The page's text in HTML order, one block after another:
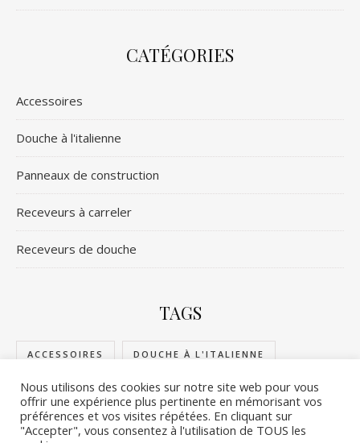
CATÉGORIES
Accessoires
Douche à l'italienne
Panneaux de construction
Receveurs à carreler
Receveurs de douche
TAGS
ACCESSOIRES DOUCHE À L'ITALIENNE
PANNEAUX DE CONSTRUCTION
RECEVEURS DE DOUCHE RECEVEURS À CARRELER
Nous utilisons des cookies sur notre site web pour vous
offrir une expérience plus pertinente en mémorisant vos
préférences et vos visites répétées. En cliquant sur
"Accepter", vous consentez à l'utilisation de TOUS les